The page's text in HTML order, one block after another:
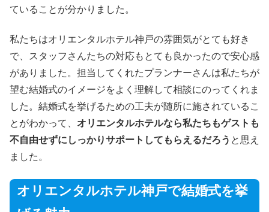
ていることが分かりました。
私たちはオリエンタルホテル神戸の雰囲気がとても好き
で、スタッフさんたちの対応もとても良かったので安心感
がありました。担当してくれたプランナーさんは私たちが
望む結婚式のイメージをよく理解して相談にのってくれま
した。結婚式を挙げるための工夫が随所に施されているこ
とがわかって、 オリエンタルホテルなら私たちもゲストも
不自由せずにしっかりサポートしてもらえるだろう と思え
ました。
オリエンタルホテル神戸で結婚式を挙